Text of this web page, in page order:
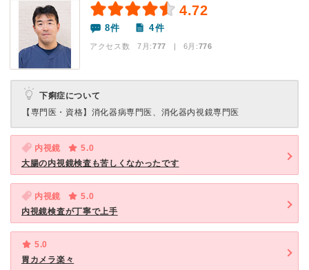
4.72
8件 4件
アクセス数 7月:777 | 6月:776
下痢症について
【専門医・資格】 消化器病専門医、消化器内視鏡専門医
内視鏡
5.0
大腸の内視鏡検査も苦しくなかったです
内視鏡
5.0
内視鏡検査が丁寧で上手
5.0
胃カメラ楽々